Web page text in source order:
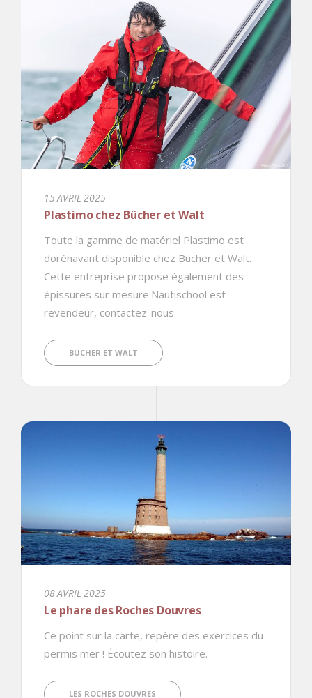
15 AVRIL 2025
Plastimo chez Bücher et Walt
Toute la gamme de matériel Plastimo est
dorénavant disponible chez Bücher et Walt.
Cette entreprise propose également des
épissures sur mesure.Nautischool est
revendeur, contactez-nous.
BÜCHER ET WALT
08 AVRIL 2025
Le phare des Roches Douvres
Ce point sur la carte, repère des exercices du
permis mer ! Écoutez son histoire.
LES ROCHES DOUVRES